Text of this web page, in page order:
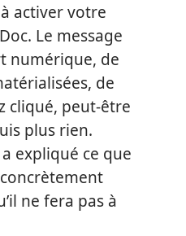
activer votre
Le message
numérique, de
de
cliqué, peut-être
plus rien.
expliqué ce que
ne fera pas à